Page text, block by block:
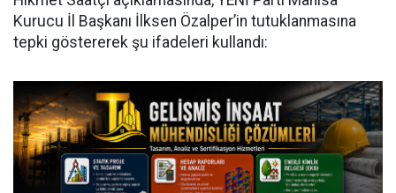
Kurucu İl Başkanı İlksen Özalper’in tutuklanmasına
tepki göstererek şu ifadeleri kullandı: